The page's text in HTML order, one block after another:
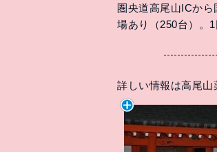
圏央道高尾山ICか
場あり（250台）。1
詳しい情報は高尾